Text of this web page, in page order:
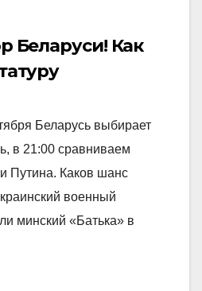
Беларуси! Как
Беларусь выбирает
в 21:00 сравниваем
Путина. Каков шанс
военный
минский «Батька» в